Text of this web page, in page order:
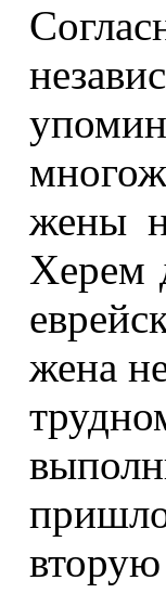
жены
Херем
жена
вторую